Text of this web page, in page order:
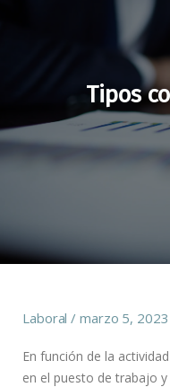
Tipos
Laboral marzo 5, 2023
En función de la
en el puesto de trabajo